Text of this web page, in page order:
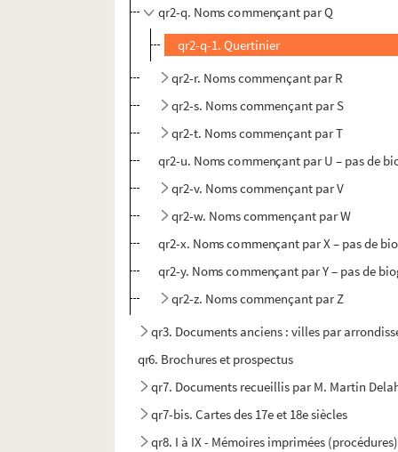
qr2-q. Noms commençant par Q
qr2-q-1. Quertinier
qr2-r. Noms commençant par R
qr2-s. Noms commençant par S
qr2-t. Noms commençant par T
qr2-u. Noms commençant par U – pas de
qr2-v. Noms commençant par V
qr2-w. Noms commençant par W
qr2-x. Noms commençant par X – pas de
qr2-y. Noms commençant par Y – pas de
qr2-z. Noms commençant par Z
qr3. Documents anciens : villes par
qr6. Brochures et prospectus
qr7. Documents recueillis par M. Martin
qr7-bis. Cartes des 17e et 18e siècles
qr8. I à IX - Mémoires imprimées